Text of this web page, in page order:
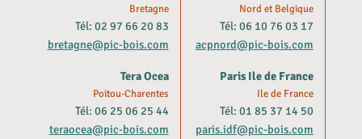
Bretagne
Tél: 02 97 66 20 83
bretagne@pic-bois.com
Tera Ocea
Poitou-Charentes
Tél: 06 25 06 25 44
teraocea@pic-bois.com
Nord et Belgique
Tél: 06 10 76 03 17
acpnord@pic-bois.com
Paris Ile de France
Ile de France
Tél: 01 85 37 14 50
paris.idf@pic-bois.com